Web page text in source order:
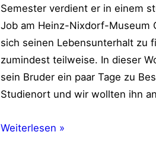
Semester verdient er in einem
Job am Heinz-Nixdorf-Museum
sich seinen Lebensunterhalt zu
zumindest teilweise. In dieser
sein Bruder ein paar Tage zu
Studienort und wir wollten ihn
Heinz-
Weiterlesen »